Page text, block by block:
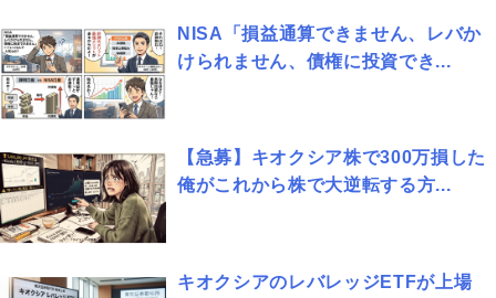
NISA「損益通算できません、レバか
けられません、債権に投資でき...
【急募】キオクシア株で300万損した
俺がこれから株で大逆転する方...
キオクシアのレバレッジETFが上場